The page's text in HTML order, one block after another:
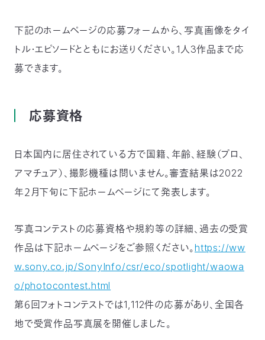
下記のホームページの応募フォームから、写真画像をタイ
トル・エピソードとともにお送りください。1人3作品まで応
募できます。
応募資格
日本国内に居住されている方で国籍、年齢、経験（プロ、
アマチュア）、撮影機種は問いません。審査結果は2022
年２月下旬に下記ホームページにて発表します。
写真コンテストの応募資格や規約等の詳細、過去の受賞
作品は下記ホームページをご参照ください。https://ww
w.sony.co.jp/SonyInfo/csr/eco/spotlight/waowa
o/photocontest.html
第６回フォトコンテストでは1,112件の応募があり、全国各
地で受賞作品写真展を開催しました。